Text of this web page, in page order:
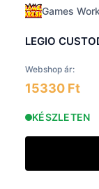
Games
LEGIO
Webshop ár:
15330 Ft
KÉSZLETEN